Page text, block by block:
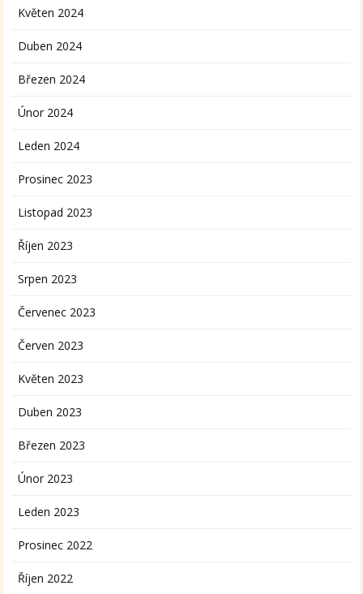
Květen 2024
Duben 2024
Březen 2024
Únor 2024
Leden 2024
Prosinec 2023
Listopad 2023
Říjen 2023
Srpen 2023
Červenec 2023
Červen 2023
Květen 2023
Duben 2023
Březen 2023
Únor 2023
Leden 2023
Prosinec 2022
Říjen 2022